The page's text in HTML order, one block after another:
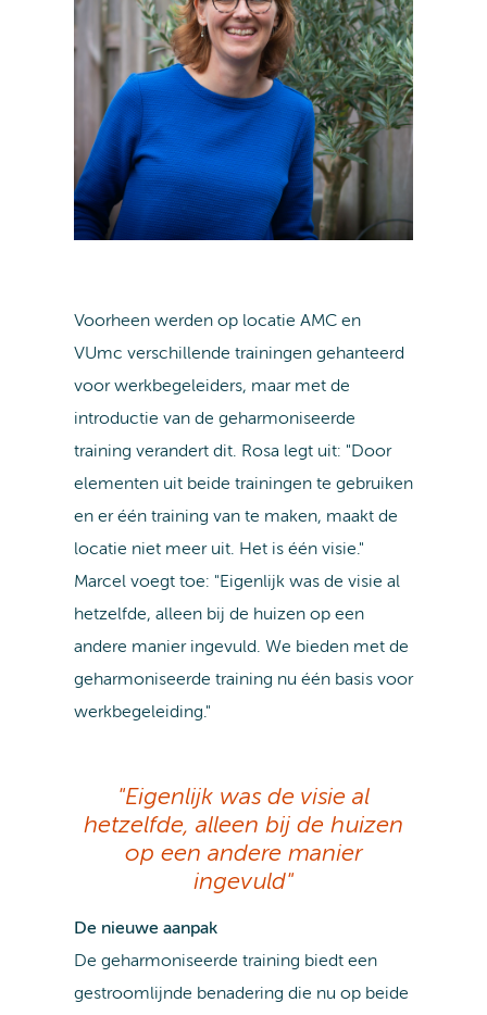
Voorheen werden op locatie AMC en
VUmc verschillende trainingen gehanteerd
voor werkbegeleiders, maar met de
introductie van de geharmoniseerde
training verandert dit. Rosa legt uit: "Door
elementen uit beide trainingen te gebruiken
en er één training van te maken, maakt de
locatie niet meer uit. Het is één visie."
Marcel voegt toe: "Eigenlijk was de visie al
hetzelfde, alleen bij de huizen op een
andere manier ingevuld. We bieden met de
geharmoniseerde training nu één basis voor
werkbegeleiding."
"Eigenlijk was de visie al
hetzelfde, alleen bij de huizen
op een andere manier
ingevuld"
De nieuwe aanpak
De geharmoniseerde training biedt een
gestroomlijnde benadering die nu op beide